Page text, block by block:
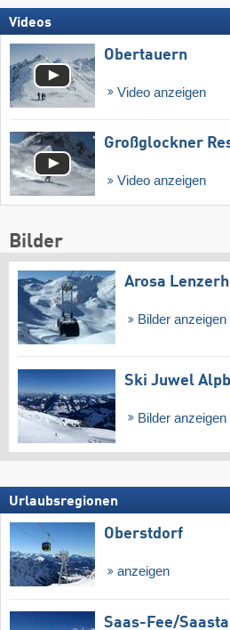
Videos
Obertauern
Video anzeigen
Großglockner
Video anzeigen
Bilder
Arosa
Bilder anzeigen
Ski Juwel
Bilder anzeigen
Urlaubsregionen
Oberstdorf
anzeigen
Saas-Fee/​